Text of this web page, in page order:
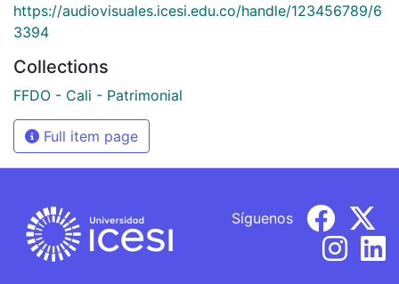
https://audiovisuales.icesi.edu.co/handle/123456789/6
3394
Collections
FFDO - Cali - Patrimonial
Full item page
Síguenos